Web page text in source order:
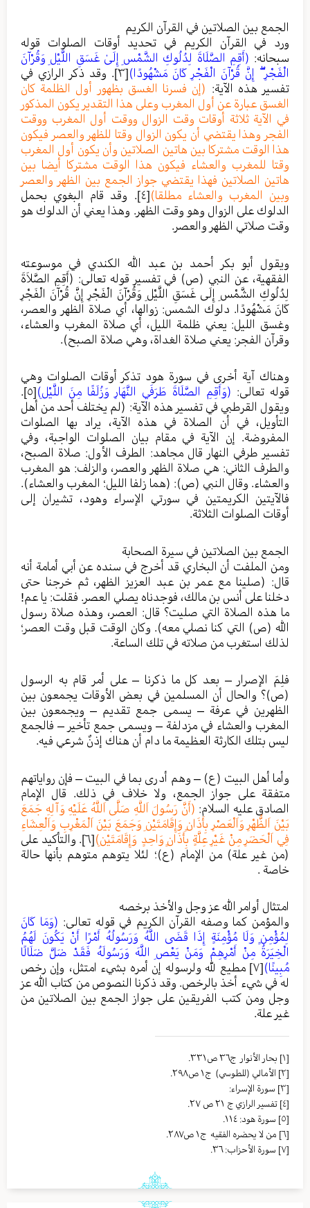
الجمع بين الصلاتين في القرآن الكريم
ورد في القرآن الكريم في تحديد أوقات الصلوات قوله
سبحانه: (أَقِمِ الصَّلَاةَ لِدُلُوكِ الشَّمْسِ إِلَىٰ غَسَقِ اللَّيْلِ وَقُرْآنَ
الْفَجْرِ ۖ إِنَّ قُرْآنَ الْفَجْرِ كَانَ مَشْهُودًا)[٣]
. وقد ذكر الرازي في
تفسير هذه الآية: (إن فسرنا الغسق بظهور أول الظلمة كان
الغسق عبارة عن أول المغرب وعلى هذا التقدير يكون المذكور
في الآية ثلاثة أوقات وقت الزوال ووقت أول المغرب ووقت
الفجر وهذا يقتضي أن يكون الزوال وقتا للظهر والعصر فيكون
هذا الوقت مشتركا بين هاتين الصلاتين وأن يكون أول المغرب
وقتا للمغرب والعشاء فيكون هذا الوقت مشتركا أيضا بين
هاتين الصلاتين فهذا يقتضي جواز الجمع بين الظهر والعصر
وبين المغرب والعشاء مطلقا)[٤]
. وقد قام البغوي بحمل
الدلوك على الزوال وهو وقت الظهر. وهذا يعني أن الدلوك هو
وقت صلاتي الظهر والعصر.
ويقول أبو بكر أحمد بن عبد الله الكندي في موسوعته
الفقهية، عن النبي (ص) في تفسير قوله تعالى: (أَقِمِ الصَّلاَةَ
لِدُلُوكِ الشَّمْسِ إِلَى غَسَقِ اللَّيْلِ وَقُرْآنَ الْفَجْرِ إِنَّ قُرْآنَ الْفَجْرِ
كَانَ مَشْهُودًا. دلوك الشمس: زوالها، أي صلاة الظهر والعصر،
وغسق الليل: يعني ظلمة الليل، أي صلاة المغرب والعشاء،
وقرآن الفجر: يعني صلاة الغداة، وهي صلاة الصبح).
وهناك آية أخرى في سورة هود تذكر أوقات الصلوات وهي
قوله تعالى: (وَأَقِمِ الصَّلَاةَ طَرَفَيِ النَّهَارِ وَزُلَفًا مِنَ اللَّيْلِ)[٥]
.
ويقول القرطبي في تفسير هذه الآية: (لم يختلف أحد من أهل
التأويل، في أن الصلاة في هذه الآية، يراد بها الصلوات
المفروضة. إن الآية في مقام بيان الصلوات الواجبة، وفي
تفسير طرفي النهار قال مجاهد: الطرف الأول: صلاة الصبح،
والطرف الثاني: هي صلاة الظهر والعصر، والزلف: هو المغرب
والعشاء. وقال النبي (ص): (هما زلفا الليل؛ المغرب والعشاء).
فالآيتين الكريمتين في سورتي الإسراء وهود، تشيران إلى
أوقات الصلوات الثلاثة.
الجمع بين الصلاتين في سيرة الصحابة
ومن الملفت أن البخاري قد أخرج في سنده عن أبي أمامة أنه
قال: (صلينا مع عمر بن عبد العزيز الظهر، ثم خرجنا حتى
دخلنا على أنس بن مالك، فوجدناه يصلي العصر. فقلت: يا عم!
ما هذه الصلاة التي صليت؟ قال: العصر، وهذه صلاة رسول
الله (ص) التي كنا نصلي معه). وكان الوقت قبل وقت العصر؛
لذلك استغرب من صلاته في تلك الساعة.
فلِمَ الإصرار – بعد كل ما ذكرنا – على أمر قام به الرسول
(ص)؟ والحال أن المسلمين في بعض الأوقات يجمعون بين
الظهرين في عرفة – يسمى جمع تقديم – ويجمعون بين
المغرب والعشاء في مزدلفة – ويسمى جمع تأخير – فالجمع
ليس بتلك الكارثة العظيمة ما دام أن هناك إذنٌ شرعي فيه.
وأما أهل البيت (ع) – وهم أدرى بما في البيت – فإن رواياتهم
متفقة على جواز الجمع، ولا خلاف في ذلك. قال الإمام
الصادق عليه السلام: (أَنَّ رَسُولَ اَللَّهِ صَلَّى اَللَّهُ عَلَيْهِ وَآلِهِ جَمَعَ
بَيْنَ اَلظُّهْرِ وَاَلْعَصْرِ بِأَذَانٍ وَإِقَامَتَيْنِ وَجَمَعَ بَيْنَ اَلْمَغْرِبِ وَاَلْعِشَاءِ
فِي اَلْحَضَرِ مِنْ غَيْرِ عِلَّةٍ بِأَذَانٍ وَاحِدٍ وَإِقَامَتَيْنِ)[٦]
. والتأكيد على
(من غير علة) من الإمام (ع)؛ لئلا يتوهم متوهم بأنها حالة
خاصة .
امتثال أوامر الله عز وجل والأخذ برخصه
والمؤمن كما وصفه القرآن الكريم في قوله تعالى: (وَمَا كَانَ
لِمُؤْمِنٍ وَلَا مُؤْمِنَةٍ إِذَا قَضَى اللَّهُ وَرَسُولُهُ أَمْرًا أَنْ يَكُونَ لَهُمُ
الْخِيَرَةُ مِنْ أَمْرِهِمْ وَمَنْ يَعْصِ اللَّهَ وَرَسُولَهُ فَقَدْ ضَلَّ ضَلَالًا
مُبِينًا)[٧]
مطيع لله ولرسوله إن أمره بشيء امتثل، وإن رخص
له في شيء أخذ بالرخص. وقد ذكرنا النصوص من كتاب الله عز
وجل ومن كتب الفريقين على جواز الجمع بين الصلاتين من
غير علة.
[١]
بحار الأنوار ج٣٦ ص٣٣١.
[٢]
الأمالي (للطوسي) ج١ ص٢٩٨.
[٣]
سورة الإسراء:
[٤]
تفسير الرازي ج ٢١ ص ٢٧.
[٥]
سورة هود: ١١٤.
[٦]
من لا یحضره الفقیه ج١ ص٢٨٧.
[٧]
سورة الأحزاب: ٣٦.